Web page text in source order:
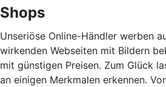
Shops
Unseriöse Online-Händler werben
wirkenden Webseiten mit Bildern
mit günstigen Preisen. Zum Glück
an einigen Merkmalen erkennen.